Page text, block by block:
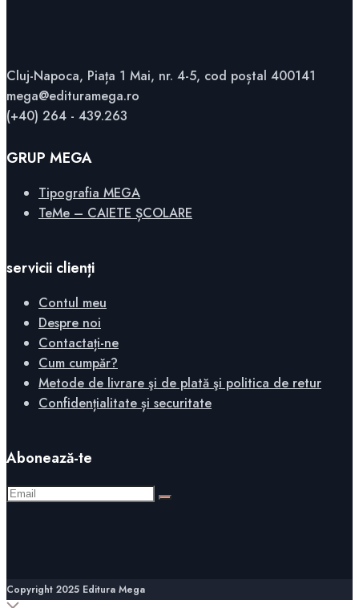
Cluj-Napoca, Piața 1 Mai, nr. 4-5, cod poștal 400141
mega@edituramega.ro
(+40) 264 - 439.263
GRUP MEGA
Tipografia MEGA
TeMe – CAIETE ȘCOLARE
servicii clienți
Contul meu
Despre noi
Contactați-ne
Cum cumpăr?
Metode de livrare şi de plată şi politica de retur
Confidențialitate și securitate
Abonează-te
Copyright 2025 Editura Mega